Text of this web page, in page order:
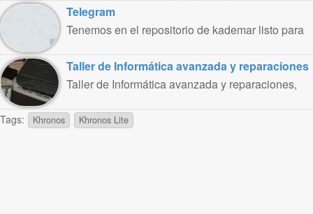
un ..
Telegram
Tenemos en el repositorio de kademar listo para
Taller de Informática avanzada y reparaciones
Taller de Informática avanzada y reparaciones,
Tags: Khronos Khronos Lite